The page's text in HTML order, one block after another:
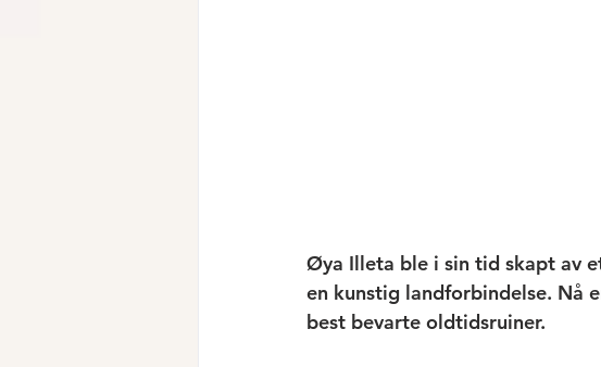
Øya Illeta ble i sin tid skapt av
en kunstig landforbindelse. Nå
best bevarte oldtidsruiner.